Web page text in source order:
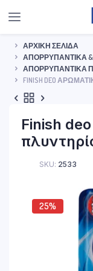
ΑΡΧΙΚΉ ΣΕΛΊΔΑ
ΑΠΟΡΡΥΠΑΝΤΙΚΆ
ΑΠΟΡΡΥΠΑΝΤΙΚΆ
FINISH DEO
Finish
SKU: 2533
25%